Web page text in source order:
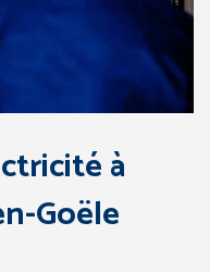
à
Goële